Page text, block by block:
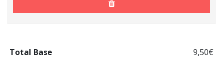
Total Base 9,50€